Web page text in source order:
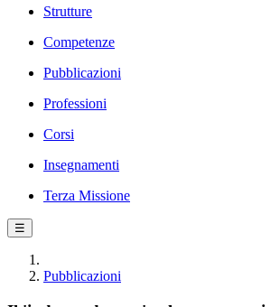
Strutture
Competenze
Pubblicazioni
Professioni
Corsi
Insegnamenti
Terza Missione
☰
Pubblicazioni